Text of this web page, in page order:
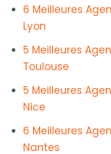
6 Meilleures
Lyon
5 Meilleures
Toulouse
5 Meilleures
Nice
6 Meilleures
Nantes